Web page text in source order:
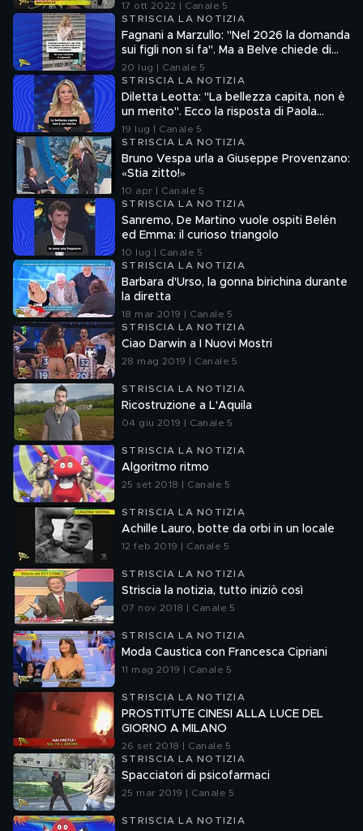
17 ott 2022 | Canale 5
STRISCIA LA NOTIZIA
Fagnani a Marzullo: "Nel 2026 la domanda
sui figli non si fa". Ma a Belve chiede di
aborto e maternità
20 lug | Canale 5
STRISCIA LA NOTIZIA
Diletta Leotta: "La bellezza capita, non è
un merito". Ecco la risposta di Paola
Ferrari
19 lug | Canale 5
STRISCIA LA NOTIZIA
Bruno Vespa urla a Giuseppe Provenzano:
«Stia zitto!»
10 apr | Canale 5
STRISCIA LA NOTIZIA
Sanremo, De Martino vuole ospiti Belén
ed Emma: il curioso triangolo
10 lug | Canale 5
STRISCIA LA NOTIZIA
Barbara d'Urso, la gonna birichina durante
la diretta
18 mar 2019 | Canale 5
STRISCIA LA NOTIZIA
Ciao Darwin a I Nuovi Mostri
28 mag 2019 | Canale 5
STRISCIA LA NOTIZIA
Ricostruzione a L'Aquila
04 giu 2019 | Canale 5
STRISCIA LA NOTIZIA
Algoritmo ritmo
25 set 2018 | Canale 5
STRISCIA LA NOTIZIA
Achille Lauro, botte da orbi in un locale
12 feb 2019 | Canale 5
STRISCIA LA NOTIZIA
Striscia la notizia, tutto iniziò così
07 nov 2018 | Canale 5
STRISCIA LA NOTIZIA
Moda Caustica con Francesca Cipriani
11 mag 2019 | Canale 5
STRISCIA LA NOTIZIA
PROSTITUTE CINESI ALLA LUCE DEL
GIORNO A MILANO
26 set 2018 | Canale 5
STRISCIA LA NOTIZIA
Spacciatori di psicofarmaci
25 mar 2019 | Canale 5
STRISCIA LA NOTIZIA